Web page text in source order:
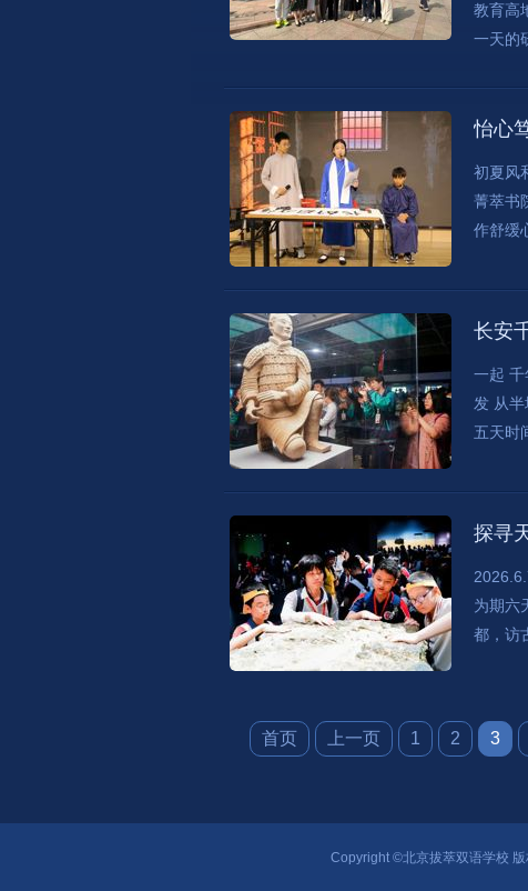
教育高
一天的
怡心
初夏风
菁萃书
作舒缓
长安
一起
发 从
五天时
探寻
为期六
都，访
首页 上一页 1 2 3
Copyright ©北京拔萃双语学校